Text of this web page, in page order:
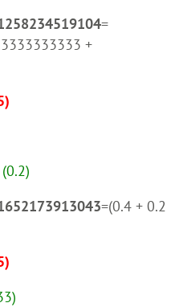
=
+
=(0.4 + 0.2